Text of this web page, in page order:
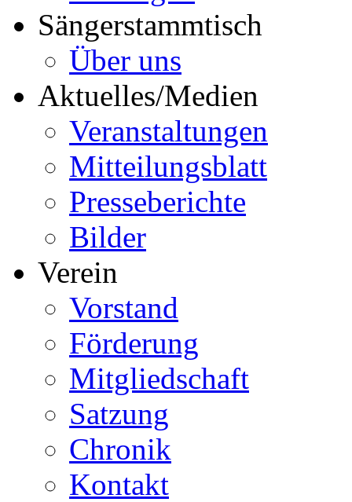
Sängerstammtisch
Über uns
Aktuelles/Medien
Veranstaltungen
Mitteilungsblatt
Presseberichte
Bilder
Verein
Vorstand
Förderung
Mitgliedschaft
Satzung
Chronik
Kontakt